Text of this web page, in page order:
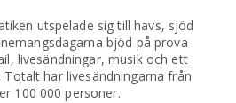
utspelade sig till havs, sjöd
bjöd på prova-
livesändningar, musik och ett
har livesändningarna från
100 000 personer.